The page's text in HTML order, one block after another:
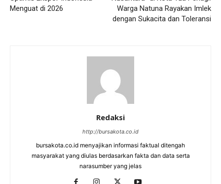
Menguat di 2026
Warga Natuna Rayakan Imlek
dengan Sukacita dan Toleransi
Redaksi
http://bursakota.co.id
bursakota.co.id menyajikan informasi faktual ditengah
masyarakat yang diulas berdasarkan fakta dan data serta
narasumber yang jelas